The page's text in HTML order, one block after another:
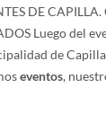
DE CAPILLA.
Luego del
de
eventos,